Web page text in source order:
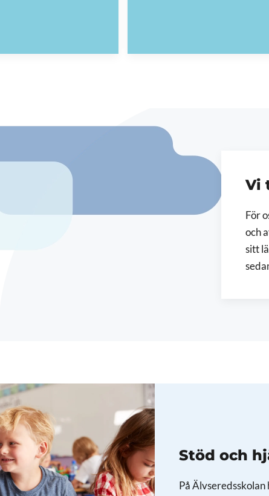
Vi
För
och
sitt
Stöd och
På